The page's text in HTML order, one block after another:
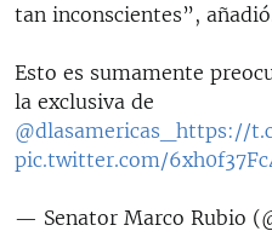
tan inconscientes”,
Esto es sumamente
la exclusiva de
@dlasamericas_ https://
pic.twitter.com/
— Senator Marco Rubio